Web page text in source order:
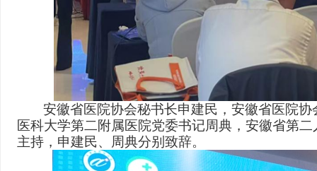
安徽省医院协会秘书长申建民，安徽省医院
医科大学第二附属医院党委书记周典，安徽省第
主持，申建民、周典分别致辞。